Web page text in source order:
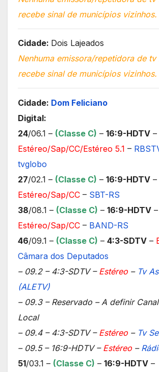
recebe sinal de municípios vizinhos.
Cidade: Dois Lajeados
Nenhuma emissora/repetidora de tv
recebe sinal de municípios vizinhos.
Cidade: Dom Feliciano
Digital:
24/06.1 – (Classe C) – 16:9-HDTV –
Estéreo/Sap/CC/Estéreo 5.1 –
tvglobo
27/02.1 – (Classe C) – 16:9-HDTV –
Estéreo/Sap/CC – SBT-RS
38/08.1 – (Classe C) – 16:9-HDTV –
Estéreo/Sap/CC – BAND-RS
46/09.1 – (Classe C) – 4:3-SDTV –
Câmara dos Deputados
– 09.2 – 4:3-SDTV – Estéreo – Tv
(ALETV)
– 09.3 – Reservado – A definir
Local
– 09.4 – 4:3-SDTV – Estéreo – Tv
– 09.5 – 16:9-HDTV – Estéreo –
51/03.1 – (Classe C) – 16:9-HDTV –